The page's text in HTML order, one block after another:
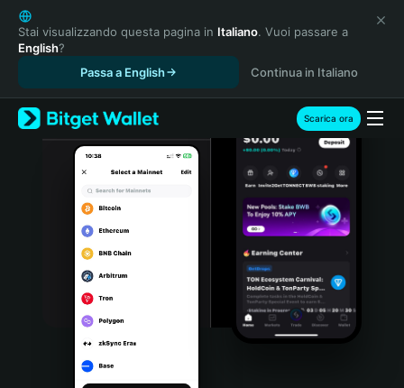
English
日本語
Tiếng Việt
Español (Latinoamérica)
Türkçe
Italiano
Português (Portugal)
Bahasa Indonesia
Português (Brasil)
Stai visualizzando questa pagina in Italiano. Vuoi passare a
English?
Passa a English
Continua in Italiano
Scarica ora